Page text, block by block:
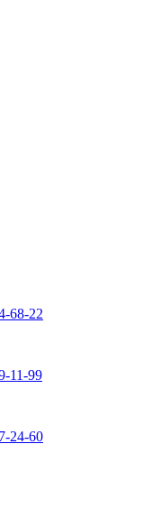
68-22
11-99
24-60